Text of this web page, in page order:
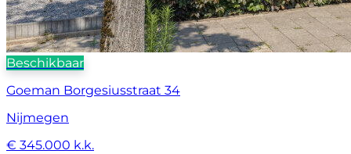
Beschikbaar
Goeman Borgesiusstraat 34
Nijmegen
€ 345.000 k.k.